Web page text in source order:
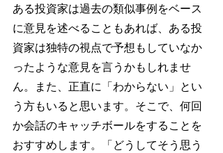
ある投資家は過去の類似事例をベース
に意見を述べることもあれば、ある投
資家は独特の視点で予想もしていなか
ったような意見を言うかもしれませ
ん。また、正直に「わからない」とい
う方もいると思います。そこで、何回
か会話のキャッチボールをすることを
おすすめします。「どうしてそう思う